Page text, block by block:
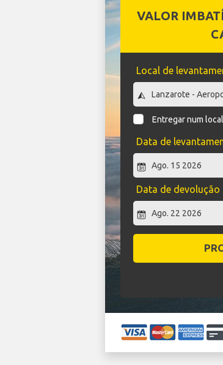
VALOR
Local de
Entregar num
Data de
Data de devolução